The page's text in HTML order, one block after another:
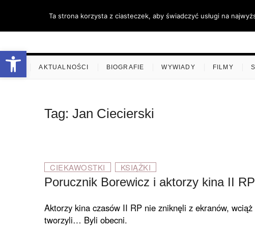
Otwórz pasek narzędzi
content
AKTUALNOŚCI BIOGRAFIE WYWIADY FILMY
Tag: Jan Ciecierski
CIEKAWOSTKI KSIĄŻKI
Porucznik Borewicz i aktorzy kina II RP
Aktorzy kina czasów II RP nie zniknęli z ekranów,
tworzyli… Byli obecni.
Ta strona korzysta z ciasteczek, aby świadczyć usługi na